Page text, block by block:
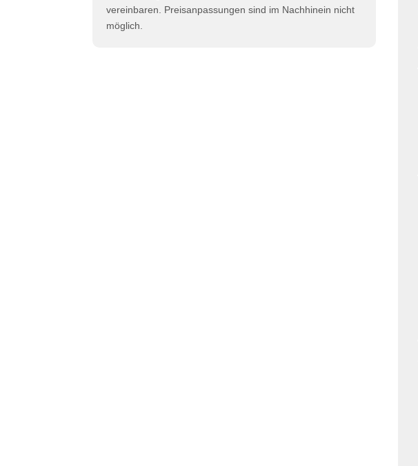
vereinbaren. Preisanpassungen sind im Nachhinein nicht
möglich.